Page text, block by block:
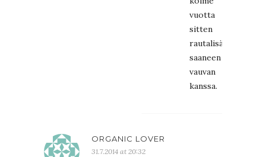
vuotta
sitten
rautalisää
saaneen
vauvan
kanssa.
ORGANIC LOVER
31.7.2014 at 20:32